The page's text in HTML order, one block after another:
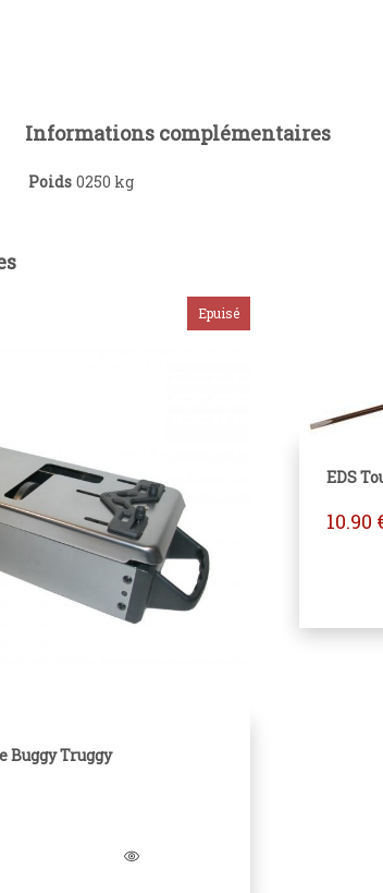
Informations complémentaires
Poids 0250 kg
Buggy Truggy
EDS
10.90